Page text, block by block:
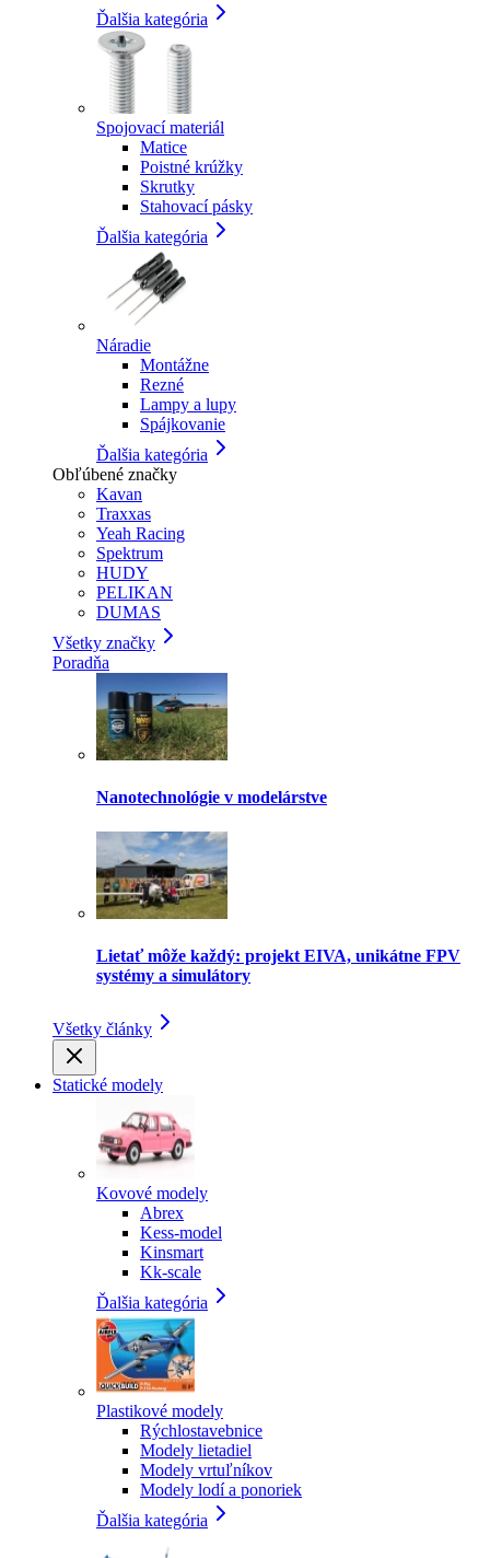
Ďalšia kategória
Spojovací materiál
Matice
Poistné krúžky
Skrutky
Stahovací pásky
Ďalšia kategória
Náradie
Montážne
Rezné
Lampy a lupy
Spájkovanie
Ďalšia kategória
Obľúbené značky
Kavan
Traxxas
Yeah Racing
Spektrum
HUDY
PELIKAN
DUMAS
Všetky značky
Poradňa
Nanotechnológie v modelárstve
Lietať môže každý: projekt EIVA, unikátne FPV
systémy a simulátory
Všetky články
Statické modely
Kovové modely
Abrex
Kess-model
Kinsmart
Kk-scale
Ďalšia kategória
Plastikové modely
Rýchlostavebnice
Modely lietadiel
Modely vrtuľníkov
Modely lodí a ponoriek
Ďalšia kategória